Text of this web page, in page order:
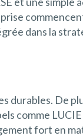
dans la
durables. De
comme
fort en